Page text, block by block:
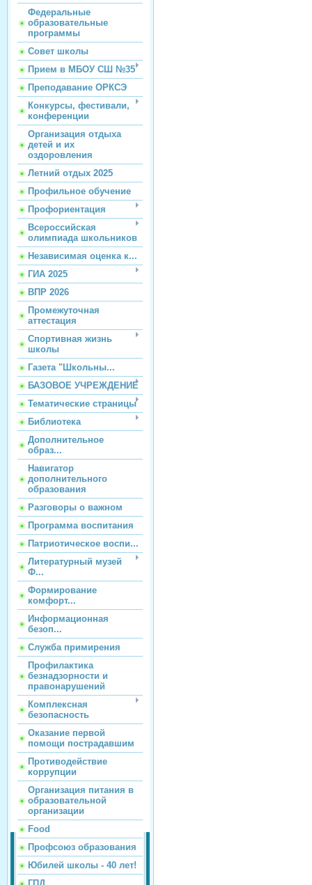
Федеральные
образовательные
программы
Совет школы
Прием в МБОУ СШ №35
Преподавание ОРКСЭ
Конкурсы, фестивали,
конференции
Организация отдыха
детей и их
оздоровления
Летний отдых 2025
Профильное обучение
Профориентация
Всероссийская
олимпиада школьников
Независимая оценка к...
ГИА 2025
ВПР 2026
Промежуточная
аттестация
Спортивная жизнь
школы
Газета "Школьны...
БАЗОВОЕ УЧРЕЖДЕНИЕ
Тематические страницы
Библиотека
Дополнительное
образ...
Навигатор
дополнительного
образования
Разговоры о важном
Программа воспитания
Патриотическое воспи...
Литературный музей
Ф...
Формирование
комфорт...
Информационная
безоп...
Служба примирения
Профилактика
безнадзорности и
правонарушений
Комплексная
безопасность
Оказание первой
помощи пострадавшим
Противодействие
коррупции
Организация питания в
образовательной
организации
Food
Профсоюз образования
Юбилей школы - 40 лет!